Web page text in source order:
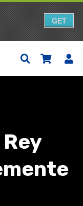
GET